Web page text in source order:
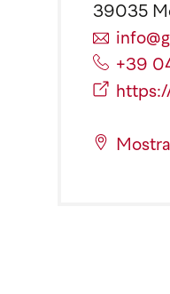
39035
+39